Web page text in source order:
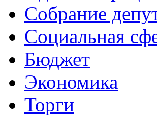
Собрание
Социальная
Бюджет
Экономика
Торги